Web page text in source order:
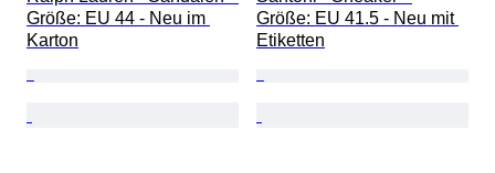
Größe: EU 44 - Neu im
Karton
Größe: EU 41.5 - Neu mit
Etiketten